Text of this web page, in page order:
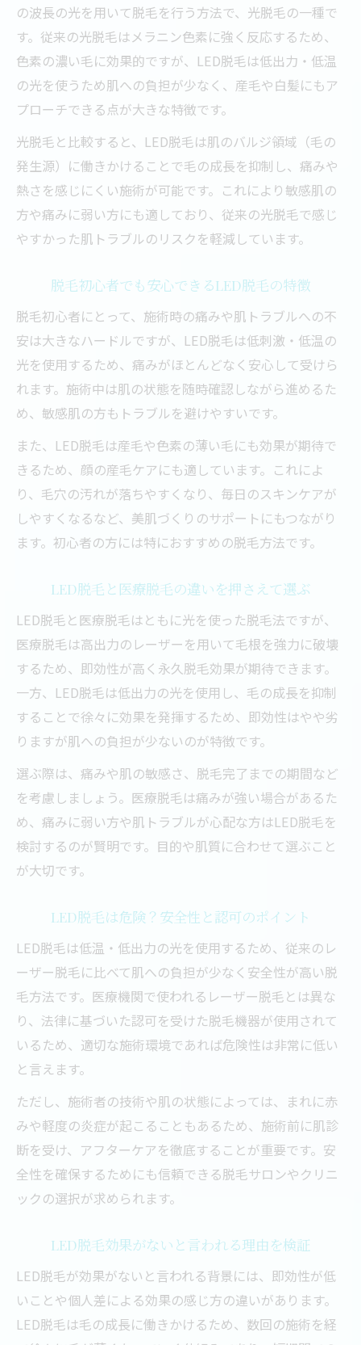
ト
LED脱毛で痛くない脱毛を選ぶ理由とは
LED脱毛と他脱毛の痛みの違いを徹底比較
産毛や白髪にも対応する最新脱毛技術
LED脱毛で産毛や白髪もケアできる理由
メラニン色素に左右されない脱毛の仕組み
産毛や白髪の悩みにLED脱毛が有効な訳
脱毛効果を高めるLED脱毛の波長技術とは
LED脱毛で顔や全身の産毛にアプローチ
LED脱毛と従来脱毛の効果を実体験で比較
LED脱毛効果がないと感じる理由と対策
医療脱毛とLED脱毛の効果の違いを解説
LED脱毛と光脱毛の持続性や抜け方を検証
LED脱毛の抜けるまでの期間と変化の経過
敏感肌にも選ばれる脱毛理由を探る
敏感肌でも安心して選べるLED脱毛の特徴
LED脱毛が肌トラブルを防ぐ理由と実例
刺激が少ない脱毛で敏感肌の負担を軽減
LED脱毛口コミに見る敏感肌の方の評価
LED脱毛のデメリットと注意点も紹介
LED脱毛のデメリットや注意点を専門家が
解説
LED脱毛は危険？トラブルを防ぐポイント
LED脱毛違法とされるケースを正しく知る
LED脱毛で起こりうる副作用やリスクとは
脱毛効果がないと感じる場合の対処法
の波長の光を用いて脱毛を行う方法で、光脱毛の一種で
す。従来の光脱毛はメラニン色素に強く反応するため、
色素の濃い毛に効果的ですが、LED脱毛は低出力・低温
の光を使うため肌への負担が少なく、産毛や白髪にもア
プローチできる点が大きな特徴です。
光脱毛と比較すると、LED脱毛は肌のバルジ領域（毛の
発生源）に働きかけることで毛の成長を抑制し、痛みや
熱さを感じにくい施術が可能です。これにより敏感肌の
方や痛みに弱い方にも適しており、従来の光脱毛で感じ
やすかった肌トラブルのリスクを軽減しています。
脱毛初心者でも安心できるLED脱毛の特徴
脱毛初心者にとって、施術時の痛みや肌トラブルへの不
安は大きなハードルですが、LED脱毛は低刺激・低温の
光を使用するため、痛みがほとんどなく安心して受けら
れます。施術中は肌の状態を随時確認しながら進めるた
め、敏感肌の方もトラブルを避けやすいです。
また、LED脱毛は産毛や色素の薄い毛にも効果が期待で
きるため、顔の産毛ケアにも適しています。これによ
り、毛穴の汚れが落ちやすくなり、毎日のスキンケアが
しやすくなるなど、美肌づくりのサポートにもつながり
ます。初心者の方には特におすすめの脱毛方法です。
LED脱毛と医療脱毛の違いを押さえて選ぶ
LED脱毛と医療脱毛はともに光を使った脱毛法ですが、
医療脱毛は高出力のレーザーを用いて毛根を強力に破壊
するため、即効性が高く永久脱毛効果が期待できます。
一方、LED脱毛は低出力の光を使用し、毛の成長を抑制
することで徐々に効果を発揮するため、即効性はやや劣
りますが肌への負担が少ないのが特徴です。
選ぶ際は、痛みや肌の敏感さ、脱毛完了までの期間など
を考慮しましょう。医療脱毛は痛みが強い場合があるた
め、痛みに弱い方や肌トラブルが心配な方はLED脱毛を
検討するのが賢明です。目的や肌質に合わせて選ぶこと
が大切です。
LED脱毛は危険？安全性と認可のポイント
LED脱毛は低温・低出力の光を使用するため、従来のレ
ーザー脱毛に比べて肌への負担が少なく安全性が高い脱
毛方法です。医療機関で使われるレーザー脱毛とは異な
り、法律に基づいた認可を受けた脱毛機器が使用されて
いるため、適切な施術環境であれば危険性は非常に低い
と言えます。
ただし、施術者の技術や肌の状態によっては、まれに赤
みや軽度の炎症が起こることもあるため、施術前に肌診
断を受け、アフターケアを徹底することが重要です。安
全性を確保するためにも信頼できる脱毛サロンやクリニ
ックの選択が求められます。
LED脱毛効果がないと言われる理由を検証
LED脱毛が効果がないと言われる背景には、即効性が低
いことや個人差による効果の感じ方の違いがあります。
LED脱毛は毛の成長に働きかけるため、数回の施術を経